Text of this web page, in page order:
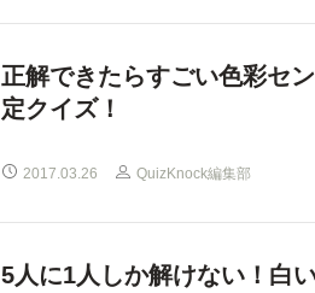
正解できたらすごい色彩セ
定クイズ！
2017.03.26 QuizKnock編集部
5人に1人しか解けない！白